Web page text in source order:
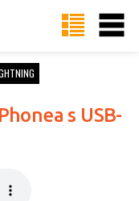
s USB-